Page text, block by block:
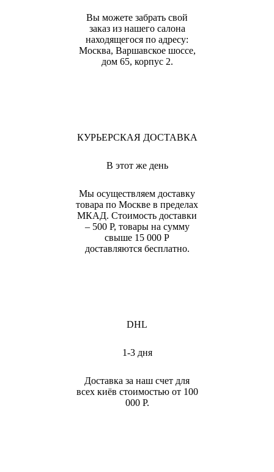
Вы можете забрать свой
заказ из нашего салона
находящегося по адресу:
Москва, Варшавское шоссе,
дом 65, корпус 2.
КУРЬЕРСКАЯ ДОСТАВКА
В этот же день
Мы осуществляем доставку
товара по Москве в пределах
МКАД. Стоимость доставки
– 500 Р, товары на сумму
свыше 15 000 Р
доставляются бесплатно.
DHL
1-3 дня
Доставка за наш счет для
всех киёв стоимостью от 100
000 Р.